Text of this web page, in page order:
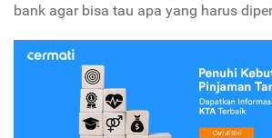
bank agar bisa tau apa yang harus